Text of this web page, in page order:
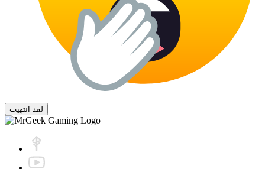
لقد انتهيت